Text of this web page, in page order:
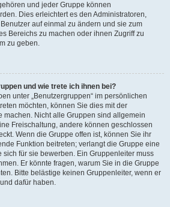
und jeder Gruppe können
Dies erleichtert es den Administratoren,
auf einmal zu ändern und sie zum
Bereichs zu machen oder ihnen Zugriff zu
zu geben.
und wie trete ich ihnen bei?
unter „Benutzergruppen“ im persönlichen
möchten, können Sie dies mit der
machen. Nicht alle Gruppen sind allgemein
Freischaltung, andere können geschlossen
Wenn die Gruppe offen ist, können Sie ihr
Funktion beitreten; verlangt die Gruppe eine
sich für sie bewerben. Ein Gruppenleiter muss
Er könnte fragen, warum Sie in die Gruppe
Bitte belästige keinen Gruppenleiter, wenn er
dafür haben.